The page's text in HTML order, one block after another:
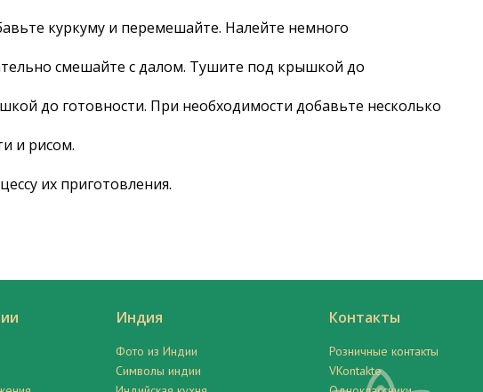
куркуму и перемешайте. Налейте немного
смешайте с далом. Тушите под крышкой до
до готовности. При необходимости добавьте несколько
и рисом.
их приготовления.
Индия
Фото из Индии
Символы индии
Контакты
Розничные контакты
VKontakte